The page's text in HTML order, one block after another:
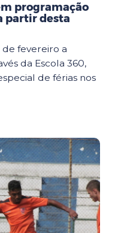
programação
partir desta
de fevereiro a
da Escola 360,
de férias nos